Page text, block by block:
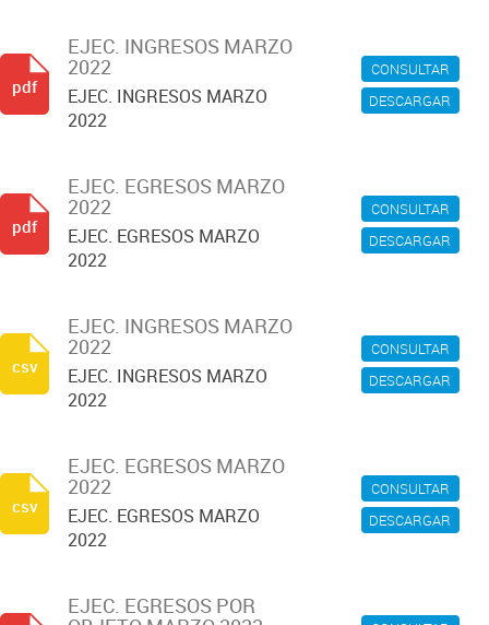
CONSULTAR
DESCARGAR
EJEC. INGRESOS MARZO
2022
EJEC. INGRESOS MARZO
2022
pdf
CONSULTAR
DESCARGAR
EJEC. EGRESOS MARZO
2022
EJEC. EGRESOS MARZO
2022
pdf
CONSULTAR
DESCARGAR
EJEC. INGRESOS MARZO
2022
EJEC. INGRESOS MARZO
2022
csv
CONSULTAR
DESCARGAR
EJEC. EGRESOS MARZO
2022
EJEC. EGRESOS MARZO
2022
csv
EJEC. EGRESOS POR